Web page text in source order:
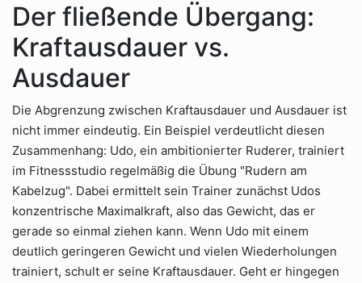
Der fließende Übergang:
Kraftausdauer vs.
Ausdauer
Die Abgrenzung zwischen Kraftausdauer und Ausdauer ist
nicht immer eindeutig. Ein Beispiel verdeutlicht diesen
Zusammenhang: Udo, ein ambitionierter Ruderer, trainiert
im Fitnessstudio regelmäßig die Übung "Rudern am
Kabelzug". Dabei ermittelt sein Trainer zunächst Udos
konzentrische Maximalkraft, also das Gewicht, das er
gerade so einmal ziehen kann. Wenn Udo mit einem
deutlich geringeren Gewicht und vielen Wiederholungen
trainiert, schult er seine Kraftausdauer. Geht er hingegen